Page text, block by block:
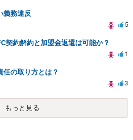
義務違反
5
契約解約と加盟金返還は可能か？
1
任の取り方とは？
3
もっと見る